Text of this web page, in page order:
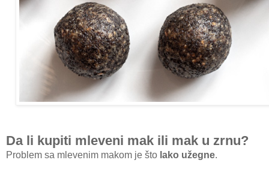
Da li kupiti mleveni mak ili mak u zrnu?
Problem sa mlevenim makom je što lako užegne.